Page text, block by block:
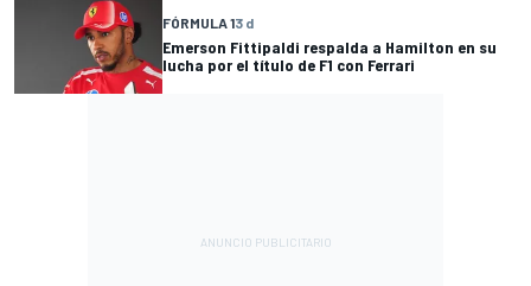
FÓRMULA 13 d
Emerson Fittipaldi respalda a Hamilton en su
lucha por el título de F1 con Ferrari